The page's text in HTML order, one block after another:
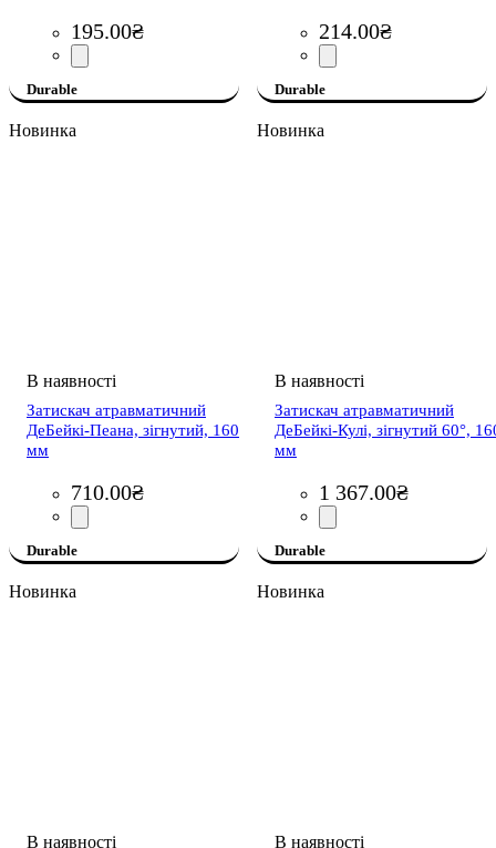
195.00₴
Durable
214.00₴
Durable
Новинка
Затискач атравматичний
ДеБейкі-Пеана, зігнутий, 160
мм
710.00₴
Durable
Новинка
Затискач атравматичний
ДеБейкі-Кулі, зігнутий 60°,
мм
1 367.00₴
Durable
Новинка Новинка